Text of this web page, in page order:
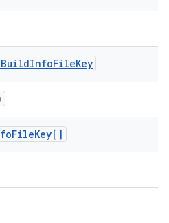
BuildInfoFileKey
FileKey[]